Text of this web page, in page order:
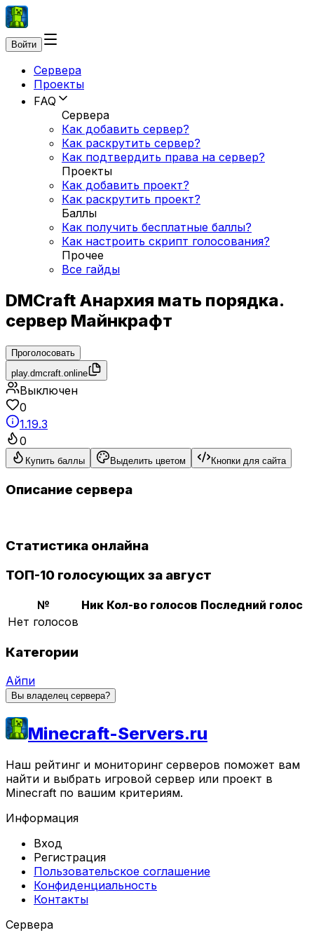
Войти
Сервера
Проекты
FAQ
Сервера
Как добавить сервер?
Как раскрутить сервер?
Как подтвердить права на сервер?
Проекты
Как добавить проект?
Как раскрутить проект?
Баллы
Как получить бесплатные баллы?
Как настроить скрипт голосования?
Прочее
Все гайды
DMCraft Анархия мать порядка.
сервер Майнкрафт
Проголосовать
play.dmcraft.online
Выключен
0
1.19.3
0
Купить баллы Выделить цветом Кнопки для сайта
Описание сервера
Статистика онлайна
ТОП-10 голосующих за август
№ Ник Кол-во голосов Последний голос
Нет голосов
Категории
Айпи
Вы владелец сервера?
Minecraft-Servers.ru
Наш рейтинг и мониторинг серверов поможет вам
найти и выбрать игровой сервер или проект в
Minecraft по вашим критериям.
Информация
Вход
Регистрация
Пользовательское соглашение
Конфиденциальность
Контакты
Сервера